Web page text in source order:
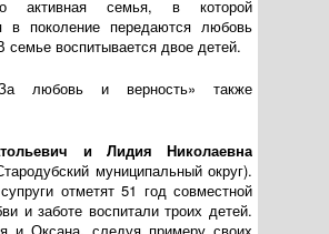
активная семья, в которой
в поколение передаются любовь
семье воспитывается двое детей.
любовь и верность» также
и Лидия Николаевна
муниципальный округ).
отметят 51 год совместной
и заботе воспитали троих детей.